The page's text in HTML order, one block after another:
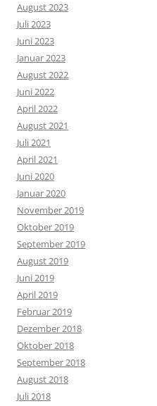
August 2023
Juli 2023
Juni 2023
Januar 2023
August 2022
Juni 2022
April 2022
August 2021
Juli 2021
April 2021
Juni 2020
Januar 2020
November 2019
Oktober 2019
September 2019
August 2019
Juni 2019
April 2019
Februar 2019
Dezember 2018
Oktober 2018
September 2018
August 2018
Juli 2018